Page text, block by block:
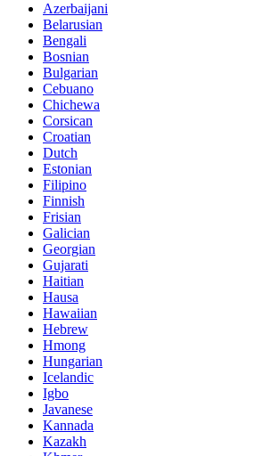
Azerbaijani
Belarusian
Bengali
Bosnian
Bulgarian
Cebuano
Chichewa
Corsican
Croatian
Dutch
Estonian
Filipino
Finnish
Frisian
Galician
Georgian
Gujarati
Haitian
Hausa
Hawaiian
Hebrew
Hmong
Hungarian
Icelandic
Igbo
Javanese
Kannada
Kazakh